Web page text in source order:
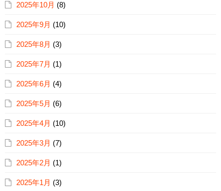
2025年10月 (8)
2025年9月 (10)
2025年8月 (3)
2025年7月 (1)
2025年6月 (4)
2025年5月 (6)
2025年4月 (10)
2025年3月 (7)
2025年2月 (1)
2025年1月 (3)